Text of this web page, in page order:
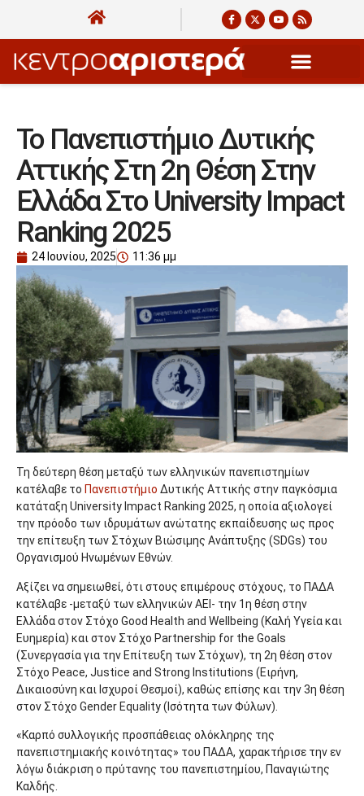
Το Πανεπιστήμιο Δυτικής
Αττικής Στη 2η Θέση Στην
Ελλάδα Στο University Impact
Ranking 2025
24 Ιουνίου, 2025 11:36 μμ
Τη δεύτερη θέση μεταξύ των ελληνικών πανεπιστημίων
κατέλαβε το Πανεπιστήμιο Δυτικής Αττικής στην παγκόσμια
κατάταξη University Impact Ranking 2025, η οποία αξιολογεί
την πρόοδο των ιδρυμάτων ανώτατης εκπαίδευσης ως προς
την επίτευξη των Στόχων Βιώσιμης Ανάπτυξης (SDGs) του
Οργανισμού Ηνωμένων Εθνών.
Αξίζει να σημειωθεί, ότι στους επιμέρους στόχους, το ΠΑΔΑ
κατέλαβε -μεταξύ των ελληνικών ΑΕΙ- την 1η θέση στην
Ελλάδα στον Στόχο Good Health and Wellbeing (Καλή Υγεία και
Ευημερία) και στον Στόχο Partnership for the Goals
(Συνεργασία για την Επίτευξη των Στόχων), τη 2η θέση στον
Στόχο Peace, Justice and Strong Institutions (Ειρήνη,
Δικαιοσύνη και Ισχυροί Θεσμοί), καθώς επίσης και την 3η θέση
στον Στόχο Gender Equality (Ισότητα των Φύλων).
«Καρπό συλλογικής προσπάθειας ολόκληρης της
πανεπιστημιακής κοινότητας» του ΠΑΔΑ, χαρακτήρισε την εν
λόγω διάκριση ο πρύτανης του πανεπιστημίου, Παναγιώτης
Καλδής.